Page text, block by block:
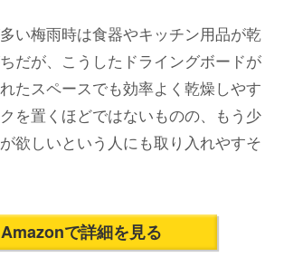
い梅雨時は食器やキッチン用品が乾
だが、こうしたドライングボードが
たスペースでも効率よく乾燥しやす
を置くほどではないものの、もう少
欲しいという人にも取り入れやすそ
Amazonで詳細を見る